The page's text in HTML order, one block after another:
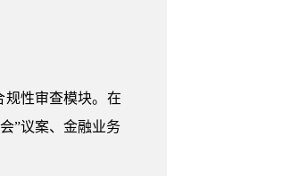
规性审查模块。在
”议案、金融业务